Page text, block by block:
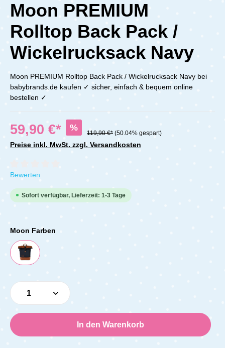
Moon PREMIUM
Rolltop Back Pack /
Wickelrucksack Navy
Moon PREMIUM Rolltop Back Pack / Wickelrucksack Navy bei
babybrands.de kaufen ✓ sicher, einfach & bequem online
bestellen ✓
59,90 €* %
119,90 €* (50.04% gespart)
Preise inkl. MwSt. zzgl. Versandkosten
Durchschnittliche Bewertung von 0 von 5 Sternen
Bewerten
Sofort verfügbar, Lieferzeit: 1-3 Tage
Moon Farben
Produkt Anzahl: Gib den gewünschten
In den Warenkorb